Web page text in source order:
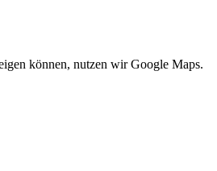
können, nutzen wir Google Maps.